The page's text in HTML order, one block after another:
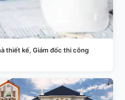
thiết kế, Giám đốc thi công